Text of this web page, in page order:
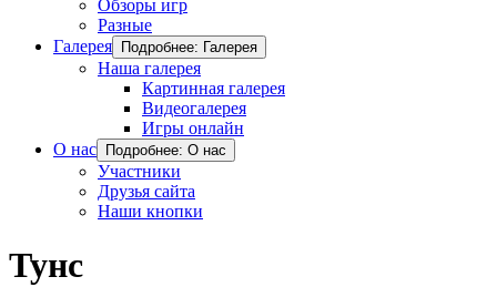
Обзоры игр
Разные
Галерея
Подробнее: Галерея
Наша галерея
Картинная галерея
Видеогалерея
Игры онлайн
О нас
Подробнее: О нас
Участники
Друзья сайта
Наши кнопки
Тунс